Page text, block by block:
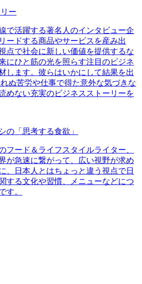
ー
で活躍する著名人のインタビュー企
ードする商品やサービスを産み出
点で社会に新しい価値を提供するな
にひと筋の光を照らす注目のビジネ
します。彼らはいかにして結果を出
ぬ苦労や仕事で得た意外な気づきな
めない充実のビジネスストーリーを
の「思考する食欲」
フード＆ライフスタイルライター、
が急速に繋がって、広い視野が求め
、日本人とはちょっと違う視点で日
する文化や習慣、メニューなどにつ
す。